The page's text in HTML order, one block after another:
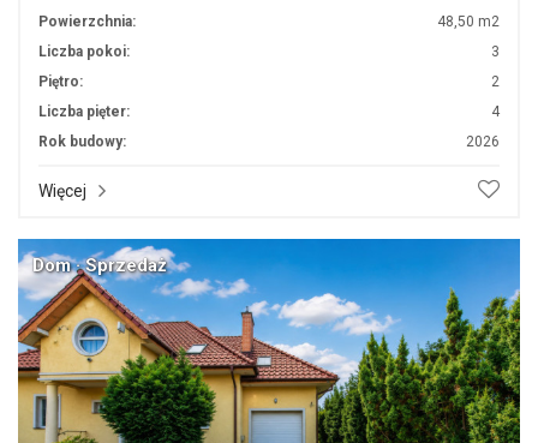
Powierzchnia:
48,50 m2
Liczba pokoi:
3
Piętro:
2
Liczba pięter:
4
Rok budowy:
2026
Więcej
Dom · Sprzedaż